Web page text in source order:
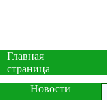
Главная
страница
Новости